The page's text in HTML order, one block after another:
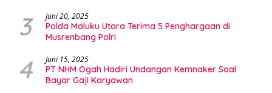
3 Juni 20, 2025
Polda Maluku Utara Terima 5 Penghargaan di
Musrenbang Polri
4 Juni 15, 2025
PT NHM Ogah Hadiri Undangan Kemnaker Soal
Bayar Gaji Karyawan